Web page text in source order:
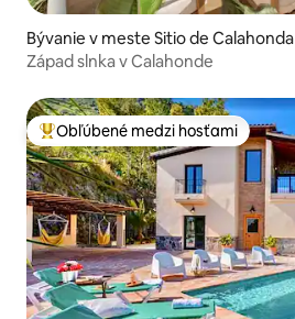
Bývanie v meste Sitio de Calahonda
Západ slnka v Calahonde
Najobľúbenejšie medzi hosťami
Obľúbené medzi hosťami